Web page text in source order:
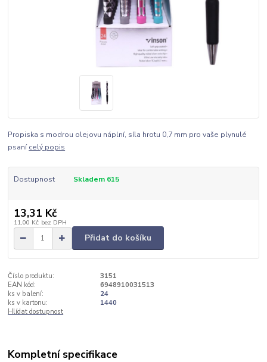
Propiska s modrou olejovu náplní, síla hrotu 0,7 mm pro vaše plynulé
psanícelý popis
Dostupnost Skladem 615
13,31 Kč
11,00 Kč bez DPH
Přidat do košíku
Číslo produktu:
3151
EAN kód:
6948910031513
ks v balení:
24
ks v kartonu:
1440
Hlídat dostupnost
Kompletní specifikace